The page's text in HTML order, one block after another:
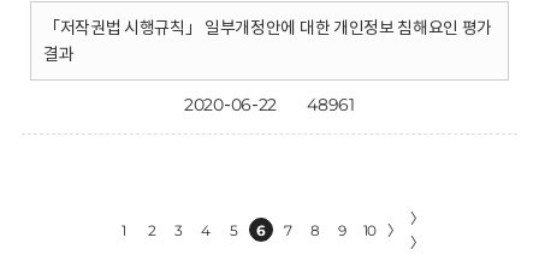
「저작권법 시행규칙」 일부개정안에 대한 개인정보 침해요인 평가
결과
2020-06-22 48961
1 2 3 4 5 6 7 8 9 10 〉
〉
〉